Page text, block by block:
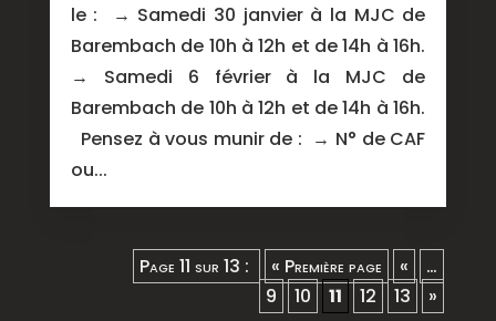
le : → Samedi 30 janvier à la MJC de
Barembach de 10h à 12h et de 14h à 16h.
→ Samedi 6 février à la MJC de
Barembach de 10h à 12h et de 14h à 16h.
Pensez à vous munir de : → N° de CAF
ou...
Page 11 sur 13 : « Première page «
…
9
10 11 12 13 »